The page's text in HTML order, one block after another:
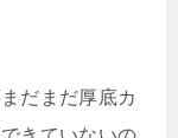
だまだ厚底カ